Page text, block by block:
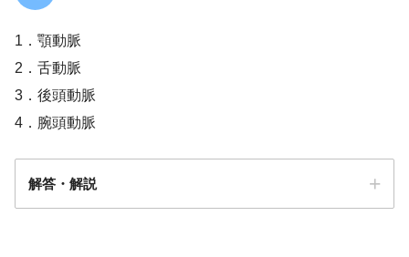
1．顎動脈
2．舌動脈
3．後頭動脈
4．腕頭動脈
解答・解説